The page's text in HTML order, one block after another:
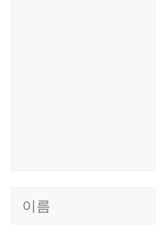
이